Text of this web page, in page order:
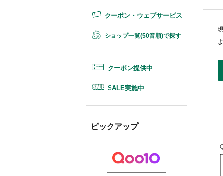
クーポン・ウェブサービス
ショップ一覧(50音順)で探す
クーポン提供中
SALE実施中
ピックアップ